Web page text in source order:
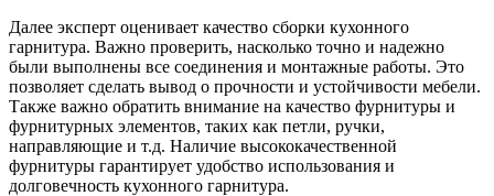
Далее эксперт оценивает качество сборки кухонного
гарнитура. Важно проверить, насколько точно и надежно
были выполнены все соединения и монтажные работы. Это
позволяет сделать вывод о прочности и устойчивости мебели.
Также важно обратить внимание на качество фурнитуры и
фурнитурных элементов, таких как петли, ручки,
направляющие и т.д. Наличие высококачественной
фурнитуры гарантирует удобство использования и
долговечность кухонного гарнитура.